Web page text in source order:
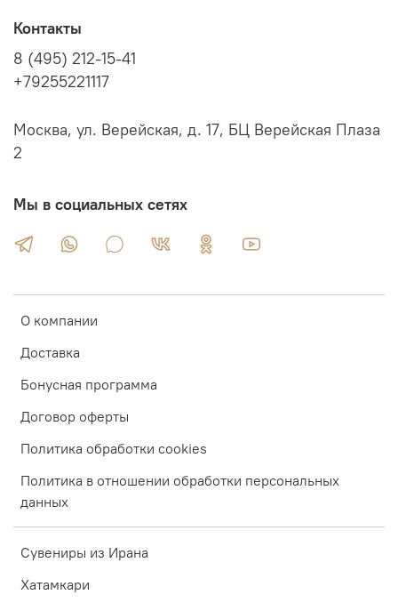
О компании
Доставка
Бонусная программа
Договор оферты
Политика обработки cookies
Политика в отношении обработки персональных
данных
Сувениры из Ирана
Хатамкари
Контакты
8 (495) 212-15-41
+79255221117
Москва, ул. Верейская, д. 17, БЦ Верейская Плаза
2
Мы в социальных сетях